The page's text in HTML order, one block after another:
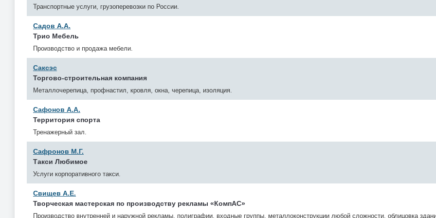
Транспортные услуги, грузоперевозки по России.
Садов А.А.
Трио Мебель
Производство и продажа мебели.
Саксэс
Торгово-строительная компания
Металлочерепица, профнастил, кровля, окна, черепица, изоляция.
Сафонов А.А.
Территория спорта
Тренажерный зал.
Сафронов М.Г.
Такси Любимое
Услуги корпоративного такси.
Свищев А.Е.
Творческая мастерская по производству рекламы «КомпАС»
Производство внутренней и наружной рекламы, полиграфии, входные группы, металлоконструкции любой сложности, облицовка